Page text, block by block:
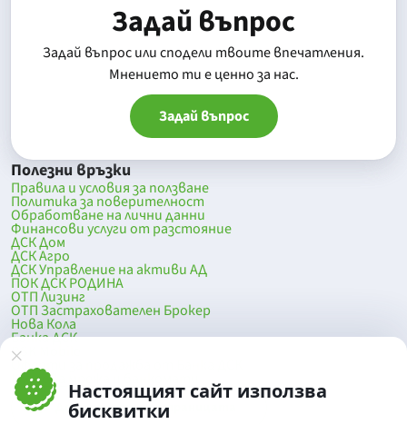
Настоящият сайт използва
бисквитки
Задай въпрос
Задай въпрос или сподели твоите впечатления.
Mнението ти е ценно за нас.
Задай въпрос
Полезни връзки
Правила и условия за ползване
Политика за поверителност
Обработване на лични данни
Финансови услуги от разстояние
ДСК Дом
ДСК Агро
ДСК Управление на активи АД
ПОК ДСК РОДИНА
ОТП Лизинг
ОТП Застрахователен Брокер
Нова Кола
Банка ДСК
DSK Mobile
Оферти за продажба от Банка ДСК
Клонова мрежа и банкомати
До началото на страницата